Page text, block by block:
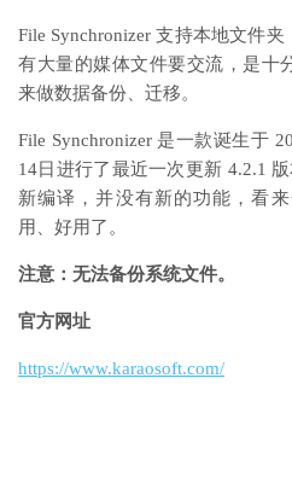
File Synchronizer 支持本地文件
有大量的媒体文件要交流，是十
来做数据备份、迁移。
File Synchronizer 是一款诞生于
14日进行了最近一次更新 4.2.1
新编译，并没有新的功能，看
用、好用了。
注意：无法备份系统文件。
官方网址
https://www.karaosoft.com/